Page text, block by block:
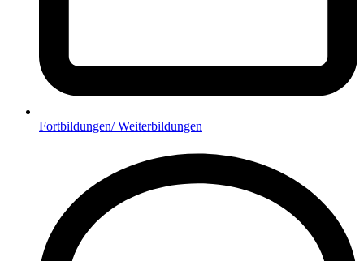
Fortbildungen/ Weiterbildungen